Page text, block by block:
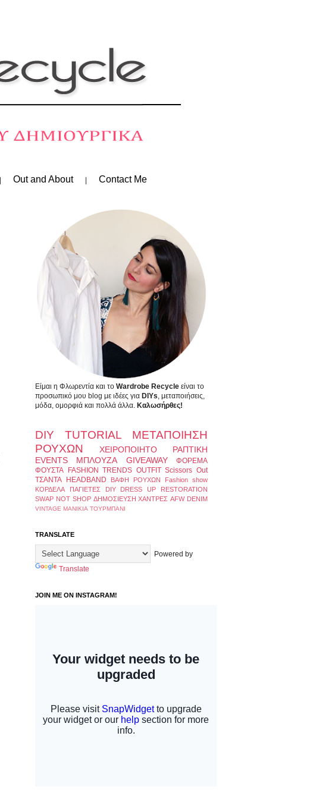
Out and About Contact Me
Είμαι η Φλωρεντία και το Wardrobe Recycle είναι το
προσωπικό μου blog με ιδέες για DIYs, μεταποιήσεις,
μόδα, ομορφιά και πολλά άλλα. Καλωσήρθες!
DIY TUTORIAL
ΜΕΤΑΠΟΙΗΣΗ
ΡΟΥΧΩΝ
ΧΕΙΡΟΠΟΙΗΤΟ
ΡΑΠΤΙΚΗ
EVENTS
ΜΠΛΟΥΖΑ GIVEAWAY
ΦΟΡΕΜΑ
ΦΟΥΣΤΑ
FASHION TRENDS OUTFIT Scissors Out
ΤΣΑΝΤΑ
HEADBAND ΒΑΦΗ ΡΟΥΧΩΝ
Fashion show
ΚΟΡΔΕΛΑ
ΠΑΓΙΕΤΕΣ DIY DRESS UP
RESTORATION
SWAP NOT SHOP ΔΗΜΟΣΙΕΥΣΗ ΧΑΝΤΡΕΣ AFW DENIM
VINTAGE ΜΑΝΙΚΙΑ ΤΟΥΡΜΠΑΝΙ
TRANSLATE
Powered by
Translate
JOIN ME ON INSTAGRAM!